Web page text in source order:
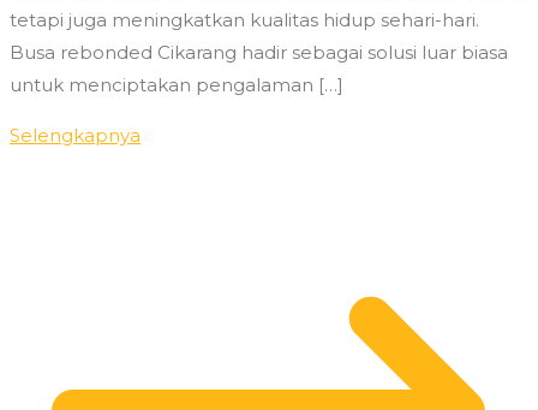
tetapi juga meningkatkan kualitas hidup sehari-hari.
Busa rebonded Cikarang hadir sebagai solusi luar biasa
untuk menciptakan pengalaman […]
Selengkapnya